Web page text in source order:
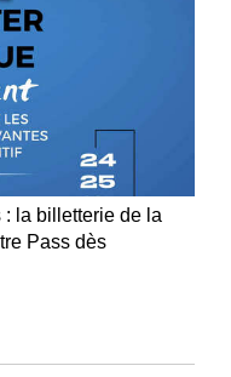
: la billetterie de la
Pass dès